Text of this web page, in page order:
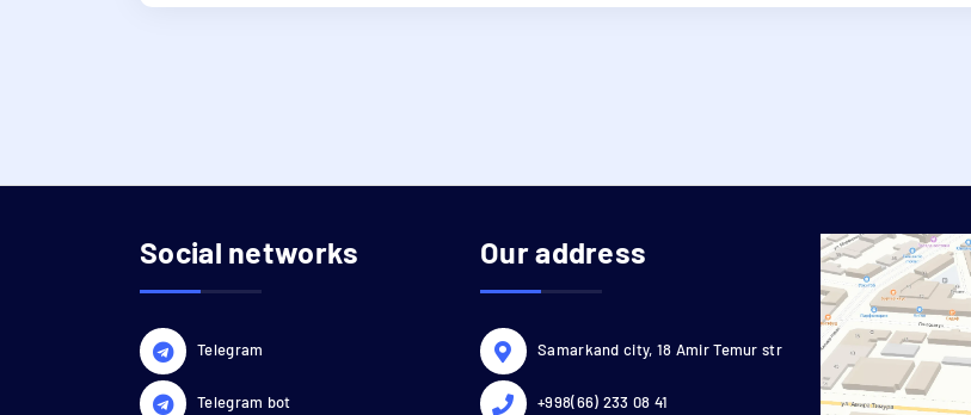
Social networks
Telegram
Telegram bot
Our address
Samarkand city, 18 Amir Temur str
+998(66) 233 08 41